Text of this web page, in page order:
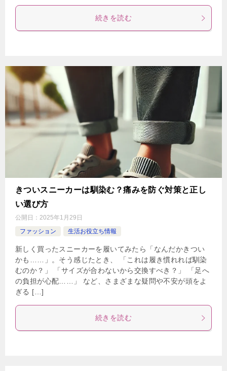
続きを読む
きついスニーカーは馴染む？痛みを防ぐ対策と正し
い選び方
公開日： 2025年1月29日
ファッション
生活お役立ち情報
新しく買ったスニーカーを履いてみたら「なんだかきつい
かも……」。そう感じたとき、 「これは履き慣れれば馴染
むのか？」 「サイズが合わないから交換すべき？」 「足へ
の負担が心配……」 など、さまざまな疑問や不安が頭をよ
ぎる […]
続きを読む